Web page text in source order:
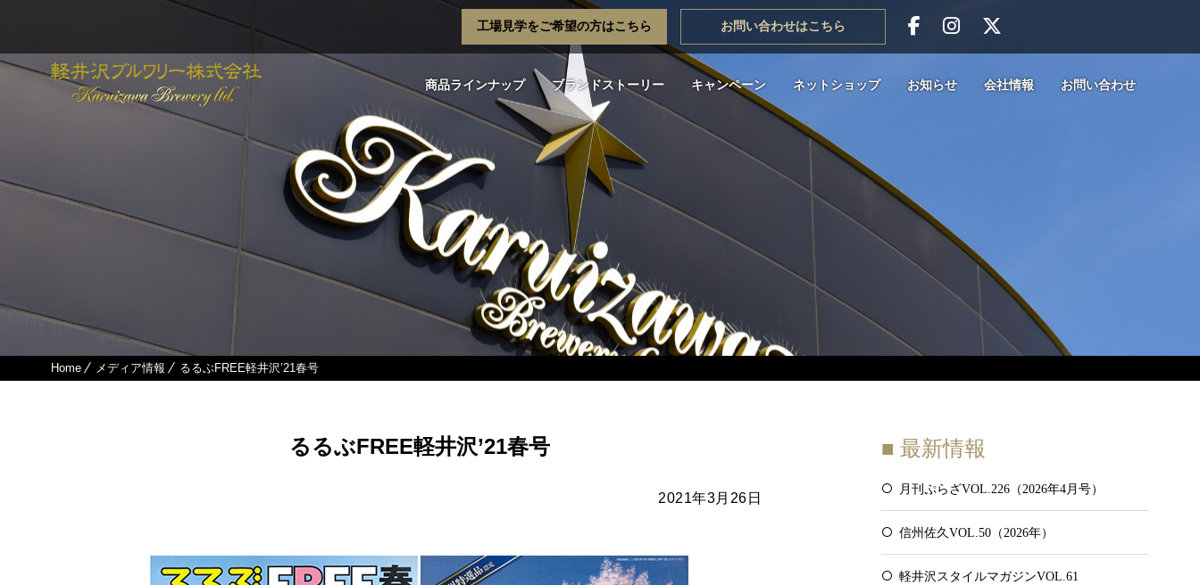
工場見学をご希望の方はこちら お問い合わせはこちら
商品ラインナップ ブランドストーリー キャンペーン ネットショップ お知らせ 会社情報 お問い合わせ
Home メディア情報 るるぶFREE軽井沢’21春号
るるぶFREE軽井沢’21春号
2021年3月26日
■ 最新情報
月刊ぷらざVOL.226（2026年4月号）
信州佐久VOL.50（2026年）
軽井沢スタイルマガジンVOL.61